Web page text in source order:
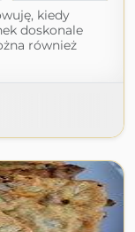
kiedy
doskonale
również